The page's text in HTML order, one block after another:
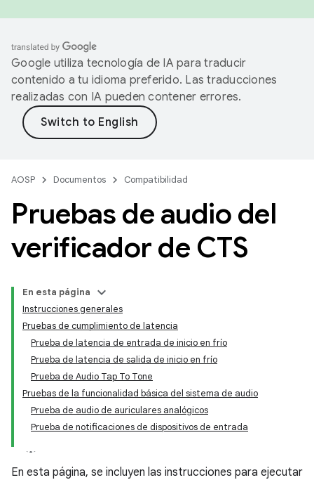
Google utiliza tecnología de IA para traducir
contenido a tu idioma preferido. Las traducciones
realizadas con IA pueden contener errores.
AOSP Documentos Compatibilidad
Pruebas de audio del
verificador de CTS
En esta página
Instrucciones generales
Pruebas de cumplimiento de latencia
Prueba de latencia de entrada de inicio en frío
Prueba de latencia de salida de inicio en frío
Prueba de Audio Tap To Tone
Pruebas de la funcionalidad básica del sistema de audio
Prueba de audio de auriculares analógicos
Prueba de notificaciones de dispositivos de entrada
En esta página, se incluyen las instrucciones para ejecutar